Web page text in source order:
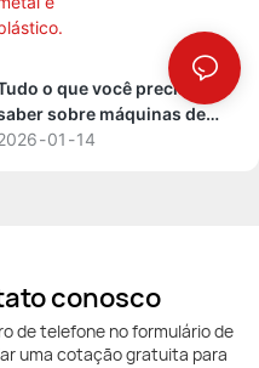
o que você precisa
sobre máquinas de
a laser para metal
01 14
conosco
de telefone no formulário de
uma cotação gratuita para